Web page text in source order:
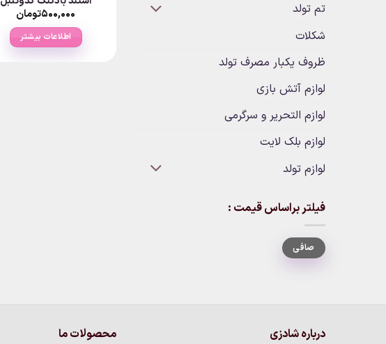
تم تولد
شکلات
ظروف یکبار مصرف تولد
لوازم آتش بازی
لوازم التحریر و سرگرمی
لوازم بلک لایت
لوازم تولد
فیلتر براساس قیمت :
حداقل
قیمت
حداكثر
قيمتصافی
۵۰۰,۰۰۰تومان
اطلاعات بیشتر
درباره شادزی محصولات ما